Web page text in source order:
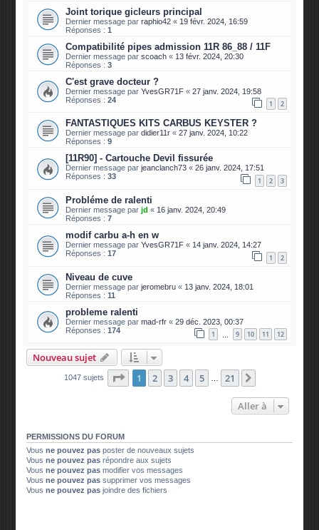
Joint torique gicleurs principal
Dernier message parraphio42 « 19 févr. 2024, 16:59
Réponses :1
Compatibilité pipes admission 11R 86_88 / 11F
Dernier message parscoach « 13 févr. 2024, 20:30
Réponses :3
C'est grave docteur ?
Dernier message parYvesGR71F «27 janv. 2024, 19:58
Réponses :24 1 2
FANTASTIQUES KITS CARBUS KEYSTER ?
Dernier message pardidier11r «27 janv. 2024, 10:22
Réponses :9
[11R90] - Cartouche Devil fissurée
Dernier message parjeanclanch73 «26 janv. 2024, 17:51
Réponses :33 1 2 3
Probléme de ralenti
Dernier message parjd « 16 janv. 2024, 20:49
Réponses :7
modif carbu a-h en w
Dernier message parYvesGR71F « 14 janv. 2024, 14:27
Réponses :17 1 2
Niveau de cuve
Dernier message parjeromebru « 13 janv. 2024, 18:01
Réponses :11
probleme ralenti
Dernier message parmad-rfr «29 déc. 2023, 00:37
Réponses :174 1 9 10 11 12
Nouveau sujet
1047 sujets Page 1sur21
1 2 3 4 5 21
Aller à
PERMISSIONS DU FORUM
Vousne pouvez pas poster de nouveaux sujets
Vousne pouvez pas répondre aux sujets
Vousne pouvez pas modifier vos messages
Vousne pouvez pas supprimer vos messages
Vousne pouvez pas joindre des fichiers